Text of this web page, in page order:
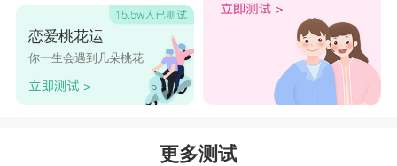
恋爱桃花运
你一生会遇到几朵桃花
更多测试